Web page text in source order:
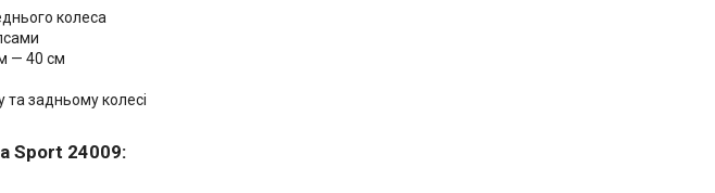
колеса
— 40 см
та задньому колесі
Sport 24009: